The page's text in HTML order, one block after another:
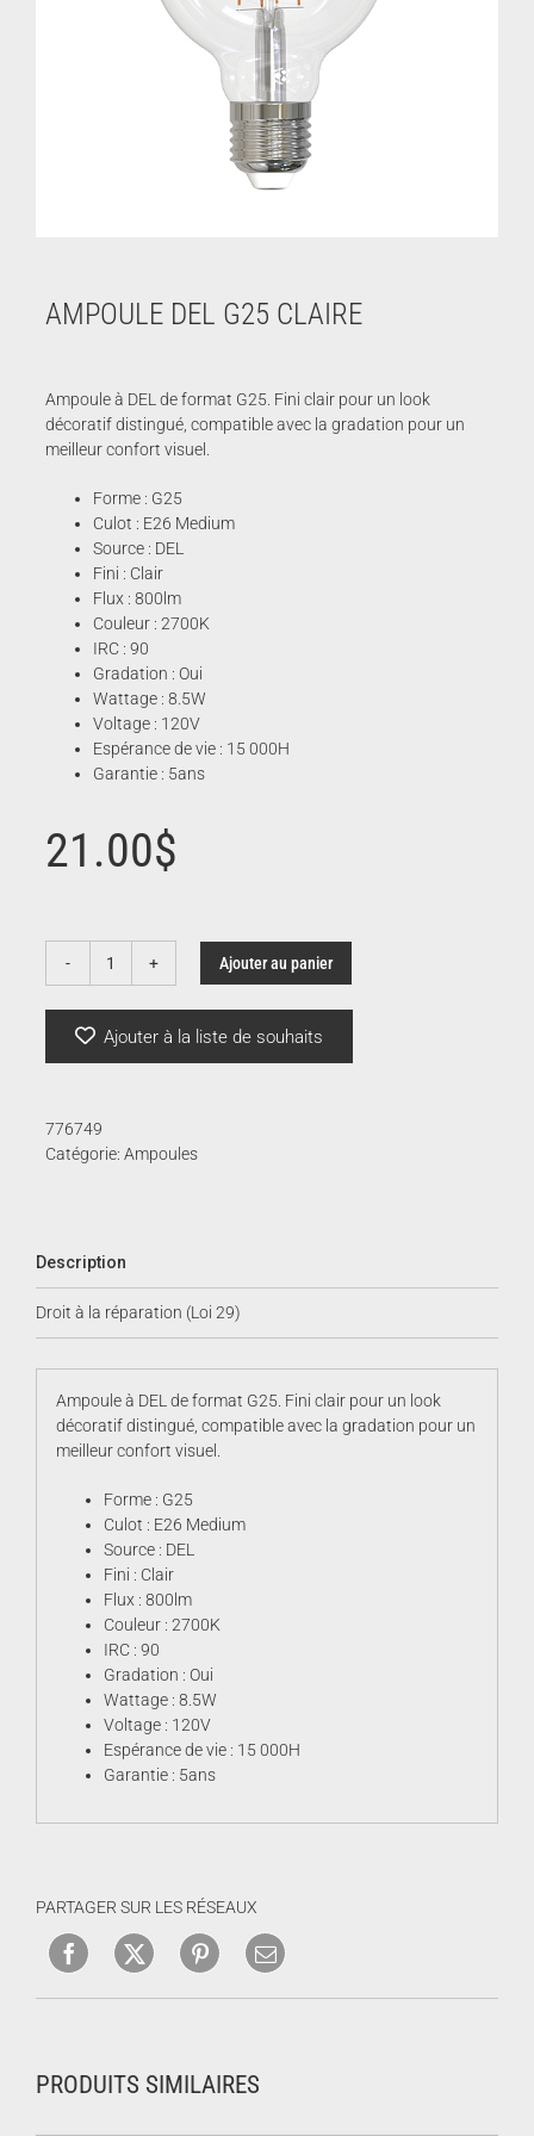
AMPOULE DEL G25 CLAIRE
Ampoule à DEL de format G25. Fini clair pour un look
décoratif distingué, compatible avec la gradation pour un
meilleur confort visuel.
Forme : G25
Culot : E26 Medium
Source : DEL
Fini : Clair
Flux : 800lm
Couleur : 2700K
IRC : 90
Gradation : Oui
Wattage : 8.5W
Voltage : 120V
Espérance de vie : 15 000H
Garantie : 5ans
21.00$
quantité
DEL
Ajouter au panier
Ajouter à la liste de souhaits
776749
Catégorie: Ampoules
Description
Droit à la réparation (Loi 29)
Ampoule à DEL de format G25. Fini clair pour un look
décoratif distingué, compatible avec la gradation pour un
meilleur confort visuel.
Forme : G25
Culot : E26 Medium
Source : DEL
Fini : Clair
Flux : 800lm
Couleur : 2700K
IRC : 90
Gradation : Oui
Wattage : 8.5W
Voltage : 120V
Espérance de vie : 15 000H
Garantie : 5ans
PARTAGER SUR LES RÉSEAUX
PRODUITS SIMILAIRES